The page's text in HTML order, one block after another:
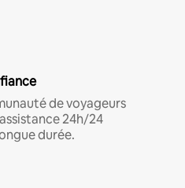
de voyageurs
24h/24
durée.